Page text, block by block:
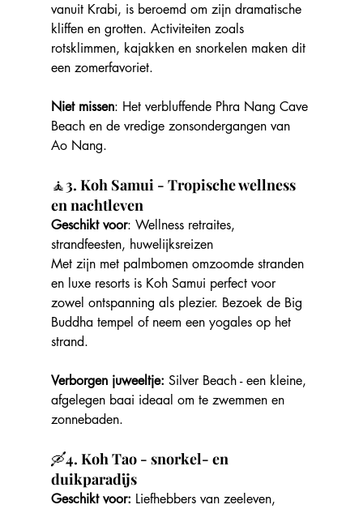
vanuit Krabi, is beroemd om zijn dramatische
kliffen en grotten. Activiteiten zoals
rotsklimmen, kajakken en snorkelen maken dit
een zomerfavoriet.
Niet missen: Het verbluffende Phra Nang Cave
Beach en de vredige zonsondergangen van
Ao Nang.
🧘3. Koh Samui - Tropische wellness
en nachtleven
Geschikt voor: Wellness retraites,
strandfeesten, huwelijksreizen
Met zijn met palmbomen omzoomde stranden
en luxe resorts is Koh Samui perfect voor
zowel ontspanning als plezier. Bezoek de Big
Buddha tempel of neem een yogales op het
strand.
Verborgen juweeltje: Silver Beach - een kleine,
afgelegen baai ideaal om te zwemmen en
zonnebaden.
🛶4. Koh Tao - snorkel- en
duikparadijs
Geschikt voor: Liefhebbers van zeeleven,